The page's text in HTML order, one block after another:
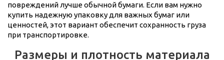
повреждений лучше обычной бумаги. Если вам нужно
купить надежную упаковку для важных бумаг или
ценностей, этот вариант обеспечит сохранность груза
при транспортировке.
Размеры и плотность материала